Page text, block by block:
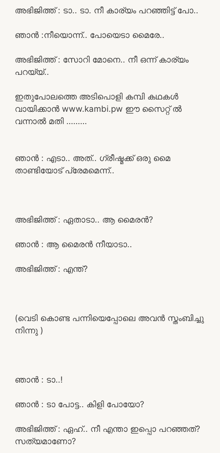
അഭിജിത്ത് : ടാ.. ടാ. നീ കാര്യം പറഞ്ഞിട്ട് പോ..
ഞാൻ :നീയൊന്ന്.. പോയെടാ മൈരേ..
അഭിജിത്ത് : സോറി മോനെ.. നീ ഒന്ന് കാര്യം
പറയ്യ്..
ഇതുപോലത്തെ അടിപൊളി കമ്പി കഥകൾ
വായിക്കാൻ www.kambi.pw ഈ സൈറ്റ് ൽ
വന്നാൽ മതി ………
ഞാൻ : എടാ.. അത്.. ഗ്രീഷ്മക്ക് ഒരു മൈ
താണ്ടിയോട് പ്രേമമെന്ന്..
അഭിജിത്ത് : ഏതാടാ.. ആ മൈരൻ?
ഞാൻ : ആ മൈരൻ നീയാടാ..
അഭിജിത്ത് : എന്ത്?
(വെടി കൊണ്ട പന്നിയെപ്പോലെ അവൻ സ്തംബിച്ചു
നിന്നു )
ഞാൻ : ടാ..!
ഞാൻ : ടാ പോട്ട.. കിളി പോയോ?
അഭിജിത്ത് : ഏഹ്.. നീ എന്താ ഇപ്പൊ പറഞ്ഞത്?
സത്യമാണോ?